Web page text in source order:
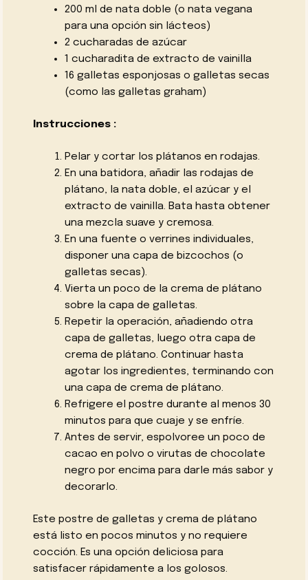
200 ml de nata doble (o nata vegana
para una opción sin lácteos)
2 cucharadas de azúcar
1 cucharadita de extracto de vainilla
16 galletas esponjosas o galletas secas
(como las galletas graham)
Instrucciones :
Pelar y cortar los plátanos en rodajas.
En una batidora, añadir las rodajas de
plátano, la nata doble, el azúcar y el
extracto de vainilla. Bata hasta obtener
una mezcla suave y cremosa.
En una fuente o verrines individuales,
disponer una capa de bizcochos (o
galletas secas).
Vierta un poco de la crema de plátano
sobre la capa de galletas.
Repetir la operación, añadiendo otra
capa de galletas, luego otra capa de
crema de plátano. Continuar hasta
agotar los ingredientes, terminando con
una capa de crema de plátano.
Refrigere el postre durante al menos 30
minutos para que cuaje y se enfríe.
Antes de servir, espolvoree un poco de
cacao en polvo o virutas de chocolate
negro por encima para darle más sabor y
decorarlo.
Este postre de galletas y crema de plátano
está listo en pocos minutos y no requiere
cocción. Es una opción deliciosa para
satisfacer rápidamente a los golosos.